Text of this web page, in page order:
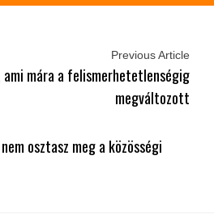
Previous Article
ami mára a felismerhetetlenségig
megváltozott
osztasz meg a közösségi